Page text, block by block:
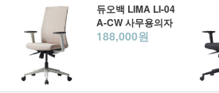
듀오백 LIMA LI-04
A-CW 사무용의자
188,000원